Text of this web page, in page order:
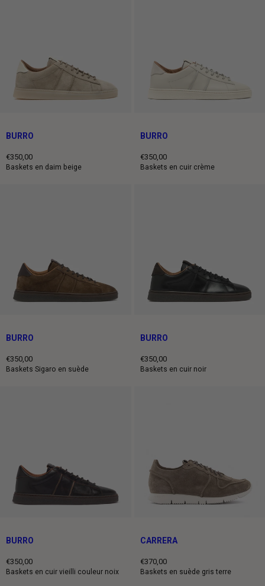
BURRO
€350,00
Prix
Baskets en daim beige
BURRO
€350,00
Prix
Baskets en cuir crème
BURRO
€350,00
Prix
Baskets Sigaro en suède
BURRO
€350,00
Prix
Baskets en cuir noir
BURRO
€350,00
Prix
Baskets en cuir vieilli couleur noix
CARRERA
€370,00
Prix
Baskets en suède gris terre